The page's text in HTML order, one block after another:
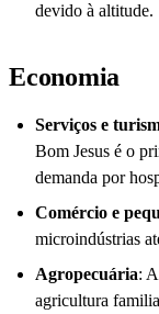
devido à altitude.
Economia
Serviços e
Bom Jesus é o
demanda por
Comércio e
microindústrias
Agropecuária:
agricultura